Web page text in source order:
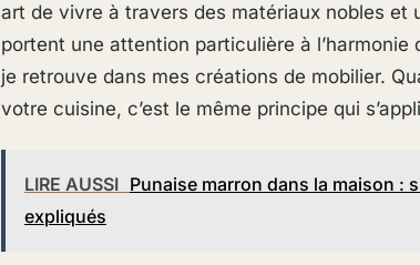
art de vivre à travers des matériaux nobles et
portent une attention particulière à
je retrouve dans mes créations de mobilier.
votre cuisine, c’est le même principe qui
LIRE AUSSI Punaise marron dans la maison :
expliqués